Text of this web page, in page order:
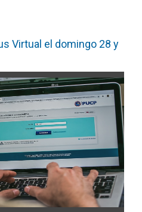
Virtual el domingo 28 y